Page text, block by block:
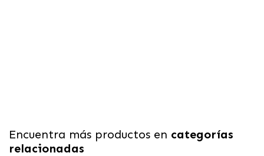
Encuentra más productos en categorías
relacionadas